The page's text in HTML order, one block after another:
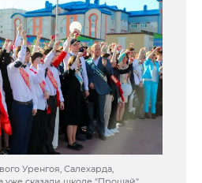
Уренгоя, Салехарда,